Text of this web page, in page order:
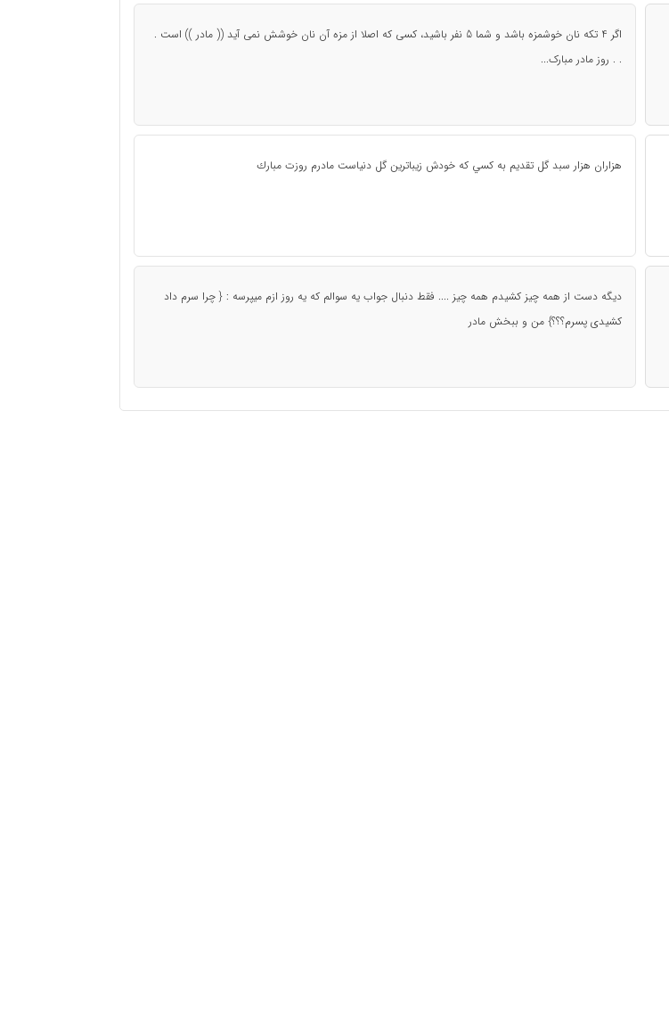
اگر 4 تکه نان خوشمزه باشد و شما 5 نفر باشید، کسی که اصلا از مزه آن نان خوشش نمی آید (( مادر )) است .
. . روز مادر مبارک...
هزاران هزار سبد گل تقديم به كسي كه خودش زيباترين گل دنياست مادرم روزت مبارك
دیگه دست از همه چیز کشیدم همه چیز .... فقط دنبال جواب یه سوالم که یه روز ازم میپرسه : { چرا سرم داد
کشیدی پسرم؟؟؟} من و ببخش مادر